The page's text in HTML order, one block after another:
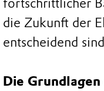
fortschrittlicher
die Zukunft der
entscheidend
Die